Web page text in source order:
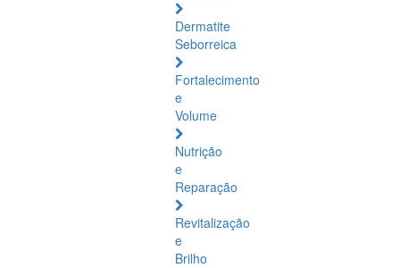
Dermatite
Seborreica
Fortalecimento
e
Volume
Nutrição
e
Reparação
Revitalização
e
Brilho